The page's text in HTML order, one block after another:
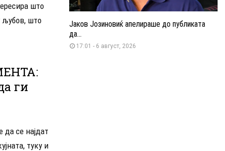
што
љубов, што
ги
да се најдат
туку и
Јаков Јозиновиќ апелираше до публиката
да...
17:01 - 6 август, 2026